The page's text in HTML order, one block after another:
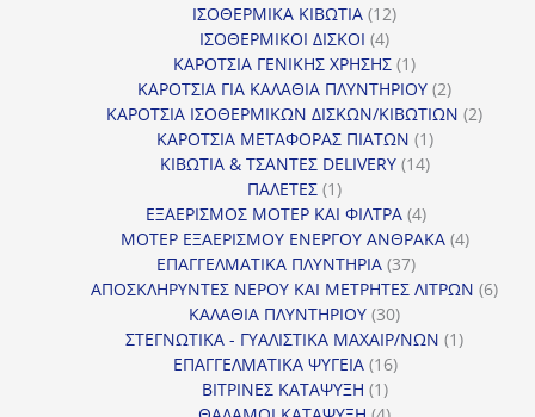
προϊόντα
ΙΣΟΘΕΡΜΙΚΑ ΚΙΒΩΤΙΑ 1212
ΙΣΟΘΕΡΜΙΚΟΙ ΔΙΣΚΟΙ 44
προϊόντα
ΚΑΡΟΤΣΙΑ ΓΕΝΙΚΗΣ ΧΡΗΣΗΣ 11
προϊόν
ΚΑΡΟΤΣΙΑ ΓΙΑ ΚΑΛΑΘΙΑ ΠΛΥΝΤΗΡΙΟΥ 22
προϊόντα
ΚΑΡΟΤΣΙΑ ΙΣΟΘΕΡΜΙΚΩΝ ΔΙΣΚΩΝ/ΚΙΒΩΤΙΩΝ 22
ΚΑΡΟΤΣΙΑ ΜΕΤΑΦΟΡΑΣ ΠΙΑΤΩΝ 11
προϊόν
ΚΙΒΩΤΙΑ & ΤΣΑΝΤΕΣ DELIVERY 1414
ΠΑΛΕΤΕΣ 11
προϊόν
ΕΞΑΕΡΙΣΜΟΣ ΜΟΤΕΡ ΚΑΙ ΦΙΛΤΡΑ 44
προϊόντα
ΜΟΤΕΡ ΕΞΑΕΡΙΣΜΟΥ ΕΝΕΡΓΟΥ ΑΝΘΡΑΚΑ 44
ΕΠΑΓΓΕΛΜΑΤΙΚΑ ΠΛΥΝΤΗΡΙΑ 3737
προϊόντα
ΑΠΟΣΚΛΗΡΥΝΤΕΣ ΝΕΡΟΥ ΚΑΙ ΜΕΤΡΗΤΕΣ ΛΙΤΡΩΝ 66
ΚΑΛΑΘΙΑ ΠΛΥΝΤΗΡΙΟΥ 3030
προϊόντα
ΣΤΕΓΝΩΤΙΚΑ - ΓΥΑΛΙΣΤΙΚΑ ΜΑΧΑΙΡ/ΝΩΝ 11
ΕΠΑΓΓΕΛΜΑΤΙΚΑ ΨΥΓΕΙΑ 1616
ΒΙΤΡΙΝΕΣ ΚΑΤΑΨΥΞΗ 11
προϊόν
4